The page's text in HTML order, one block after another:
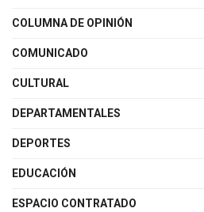
COLUMNA DE OPINIÓN
COMUNICADO
CULTURAL
DEPARTAMENTALES
DEPORTES
EDUCACIÓN
ESPACIO CONTRATADO